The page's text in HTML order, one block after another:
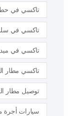
تاكسي في
تاكسي في
تاكسي في
تاكسي مطار
توصيل مطار
سيارات أجرة